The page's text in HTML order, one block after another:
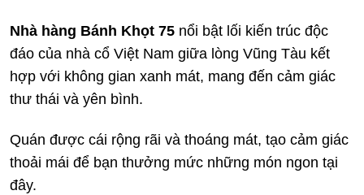
Nhà hàng Bánh Khọt 75 nổi bật lối kiến trúc độc
đáo của nhà cổ Việt Nam giữa lòng Vũng Tàu kết
hợp với không gian xanh mát, mang đến cảm giác
thư thái và yên bình.
Quán được cái rộng rãi và thoáng mát, tạo cảm giác
thoải mái để bạn thưởng mức những món ngon tại
đây.